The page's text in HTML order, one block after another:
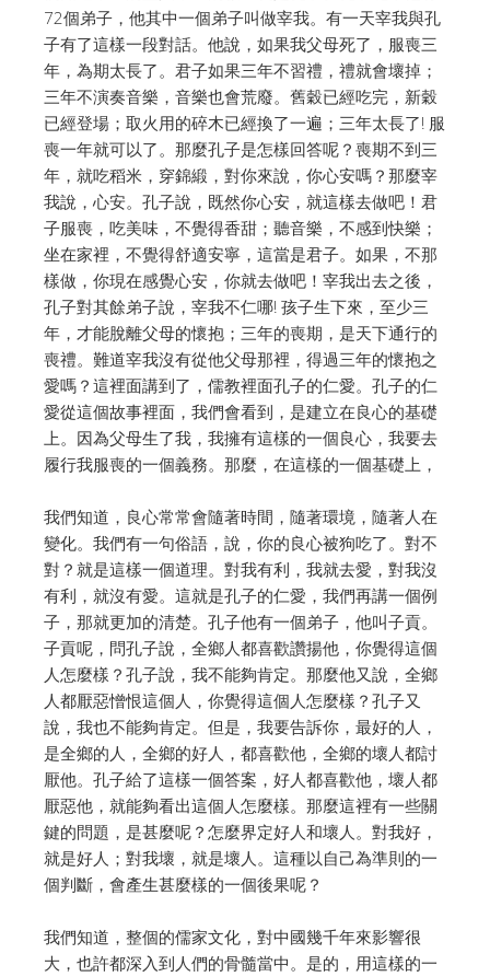
72個弟子，他其中一個弟子叫做宰我。有一天宰我與孔
子有了這樣一段對話。他說，如果我父母死了，服喪三
年，為期太長了。君子如果三年不習禮，禮就會壞掉；
三年不演奏音樂，音樂也會荒廢。舊穀已經吃完，新穀
已經登場；取火用的碎木已經換了一遍；三年太長了! 服
喪一年就可以了。那麼孔子是怎樣回答呢？喪期不到三
年，就吃稻米，穿錦緞，對你來說，你心安嗎？那麼宰
我說，心安。孔子說，既然你心安，就這樣去做吧！君
子服喪，吃美味，不覺得香甜；聽音樂，不感到快樂；
坐在家裡，不覺得舒適安寧，這當是君子。如果，不那
樣做，你現在感覺心安，你就去做吧！宰我出去之後，
孔子對其餘弟子說，宰我不仁哪! 孩子生下來，至少三
年，才能脫離父母的懷抱；三年的喪期，是天下通行的
喪禮。難道宰我沒有從他父母那裡，得過三年的懷抱之
愛嗎？這裡面講到了，儒教裡面孔子的仁愛。孔子的仁
愛從這個故事裡面，我們會看到，是建立在良心的基礎
上。因為父母生了我，我擁有這樣的一個良心，我要去
履行我服喪的一個義務。那麼，在這樣的一個基礎上，
我們知道，良心常常會隨著時間，隨著環境，隨著人在
變化。我們有一句俗語，說，你的良心被狗吃了。對不
對？就是這樣一個道理。對我有利，我就去愛，對我沒
有利，就沒有愛。這就是孔子的仁愛，我們再講一個例
子，那就更加的清楚。孔子他有一個弟子，他叫子貢。
子貢呢，問孔子說，全鄉人都喜歡讚揚他，你覺得這個
人怎麼樣？孔子說，我不能夠肯定。那麼他又說，全鄉
人都厭惡憎恨這個人，你覺得這個人怎麼樣？孔子又
說，我也不能夠肯定。但是，我要告訴你，最好的人，
是全鄉的人，全鄉的好人，都喜歡他，全鄉的壞人都討
厭他。孔子給了這樣一個答案，好人都喜歡他，壞人都
厭惡他，就能夠看出這個人怎麼樣。那麼這裡有一些關
鍵的問題，是甚麼呢？怎麼界定好人和壞人。對我好，
就是好人；對我壞，就是壞人。這種以自己為準則的一
個判斷，會產生甚麼樣的一個後果呢？
我們知道，整個的儒家文化，對中國幾千年來影響很
大，也許都深入到人們的骨髓當中。是的，用這樣的一